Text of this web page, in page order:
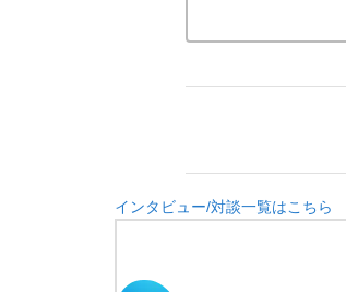
インタビュー/対談一覧はこちら